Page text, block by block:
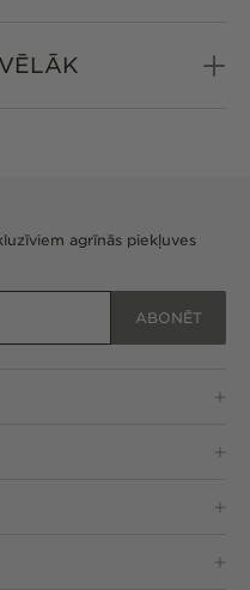
agrīnās piekļuves
ABONĒT